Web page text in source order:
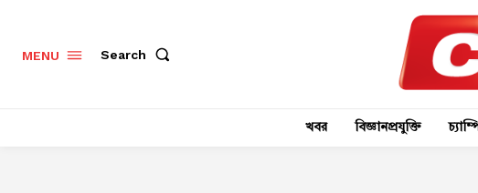
MENU Search
খবর বিজ্ঞানপ্রযুক্তি